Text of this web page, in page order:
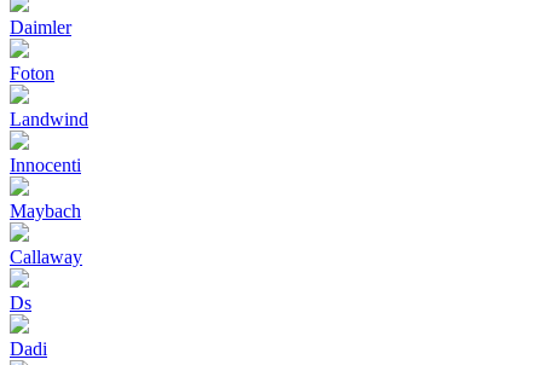
Daimler
Foton
Landwind
Innocenti
Maybach
Callaway
Ds
Dadi